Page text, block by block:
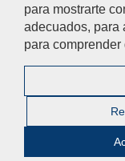
para mostrarte
adecuados, para
para
Si